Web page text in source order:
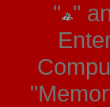
" "